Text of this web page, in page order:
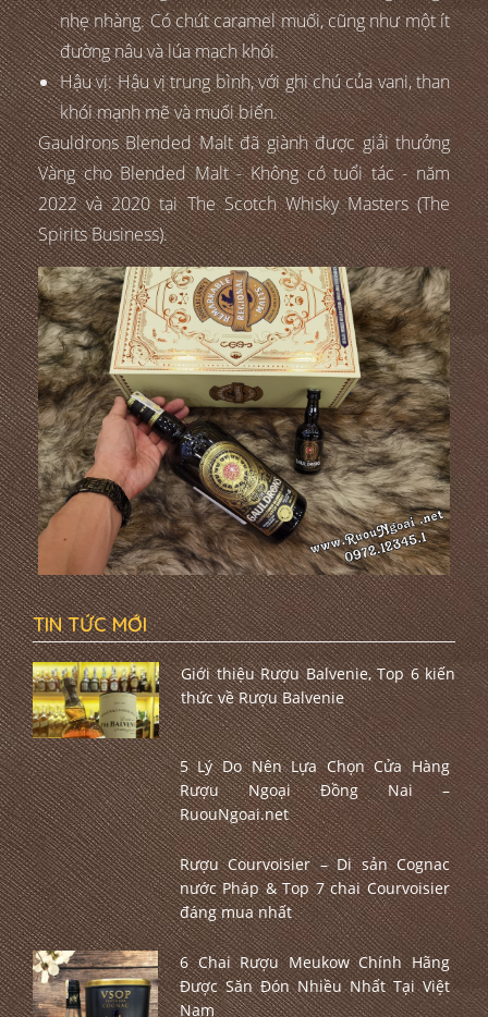
nhẹ nhàng. Có chút caramel muối, cũng như một ít
đường nâu và lúa mạch khói.
Hậu vị: Hậu vị trung bình, với ghi chú của vani, than
khói mạnh mẽ và muối biển.
Gauldrons Blended Malt đã giành được giải thưởng
Vàng cho Blended Malt - Không có tuổi tác - năm
2022 và 2020 tại The Scotch Whisky Masters (The
Spirits Business).
TIN TỨC MỚI
Giới thiệu Rượu Balvenie, Top 6 kiến
thức về Rượu Balvenie
5 Lý Do Nên Lựa Chọn Cửa Hàng
Rượu Ngoại Đồng Nai –
RuouNgoai.net
Rượu Courvoisier – Di sản Cognac
nước Pháp & Top 7 chai Courvoisier
đáng mua nhất
6 Chai Rượu Meukow Chính Hãng
Được Săn Đón Nhiều Nhất Tại Việt
Nam